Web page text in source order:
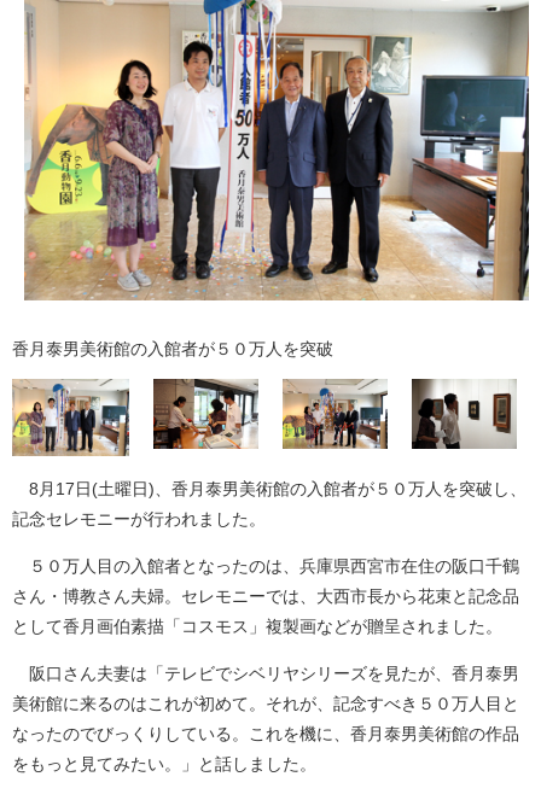
香月泰男美術館の入館者が５０万人を突破
8月17日(土曜日)、香月泰男美術館の入館者が５０万人を突破し、
記念セレモニーが行われました。
５０万人目の入館者となったのは、兵庫県西宮市在住の阪口千鶴
さん・博教さん夫婦。セレモニーでは、大西市長から花束と記念品
として香月画伯素描「コスモス」複製画などが贈呈されました。
阪口さん夫妻は「テレビでシベリヤシリーズを見たが、香月泰男
美術館に来るのはこれが初めて。それが、記念すべき５０万人目と
なったのでびっくりしている。これを機に、香月泰男美術館の作品
をもっと見てみたい。」と話しました。